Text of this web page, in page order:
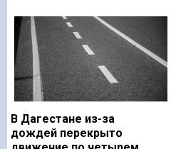
В Дагестане из-за
дождей перекрыто